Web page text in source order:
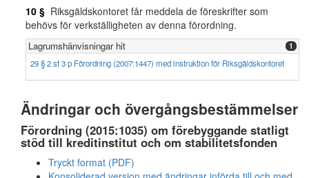
10 § Riksgäldskontoret får meddela de föreskrifter som
behövs för verkställigheten av denna förordning.
Lagrumshänvisningar hit 1
29 § 2 st 3 p Förordning (2007:1447) med instruktion för Riksgäldskontoret
Ändringar och övergångsbestämmelser
Förordning (2015:1035) om förebyggande statligt
stöd till kreditinstitut och om stabilitetsfonden
Tryckt format (PDF)